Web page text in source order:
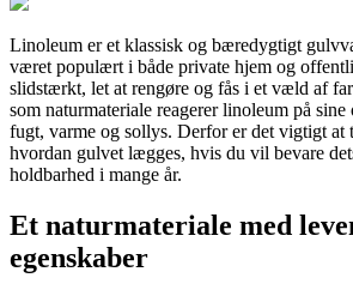
Linoleum er et klassisk og bæredygtigt
været populært i både private hjem og
slidstærkt, let at rengøre og fås i et væld af
som naturmateriale reagerer linoleum på
fugt, varme og sollys. Derfor er det vigtigt
hvordan gulvet lægges, hvis du vil bevare
holdbarhed i mange år.
Et naturmateriale med
egenskaber